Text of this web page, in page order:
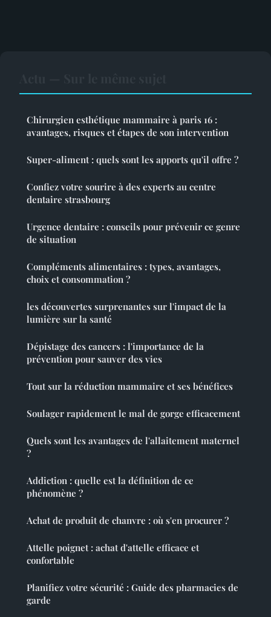
Chirurgien esthétique mammaire à paris 16 :
avantages, risques et étapes de son intervention
Super-aliment : quels sont les apports qu'il offre ?
Confiez votre sourire à des experts au centre
dentaire strasbourg
Urgence dentaire : conseils pour prévenir ce genre
de situation
Compléments alimentaires : types, avantages,
choix et consommation ?
les découvertes surprenantes sur l'impact de la
lumière sur la santé
Dépistage des cancers : l'importance de la
prévention pour sauver des vies
Tout sur la réduction mammaire et ses bénéfices
Soulager rapidement le mal de gorge efficacement
Quels sont les avantages de l'allaitement maternel
?
Addiction : quelle est la définition de ce
phénomène ?
Achat de produit de chanvre : où s'en procurer ?
Attelle poignet : achat d'attelle efficace et
confortable
Planifiez votre sécurité : Guide des pharmacies de
garde